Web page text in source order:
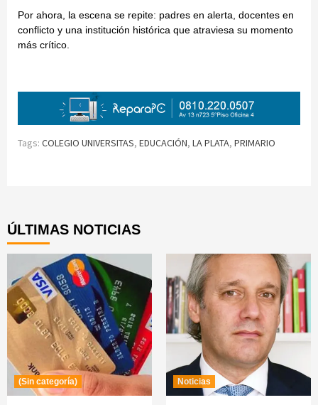
Por ahora, la escena se repite: padres en alerta, docentes en
conflicto y una institución histórica que atraviesa su momento
más crítico.
Tags: COLEGIO UNIVERSITAS, EDUCACIÓN, LA PLATA, PRIMARIO
ÚLTIMAS NOTICIAS
(Sin categoría) Noticias